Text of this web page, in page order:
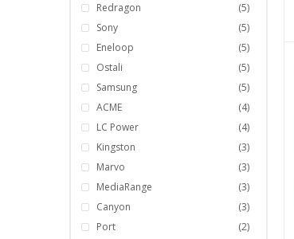
Redragon
(5)
Sony
(5)
Eneloop
(5)
Ostali
(5)
Samsung
(5)
ACME
(4)
LC Power
(4)
Kingston
(3)
Marvo
(3)
MediaRange
(3)
Canyon
(3)
Port
(2)